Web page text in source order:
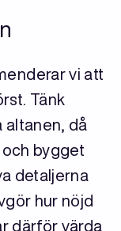
vi att
Tänk
altanen, då
bygget
detaljerna
hur nöjd
därför värda